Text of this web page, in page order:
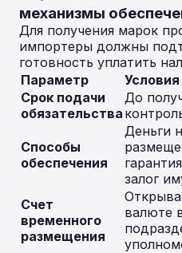
механизмы
Для получения марок
импортеры должны
готовность уплатить
Параметр
Срок подачи
обязательства
До
Способы
обеспечения
Деньги
залог
Счет
временного
размещения
валюте